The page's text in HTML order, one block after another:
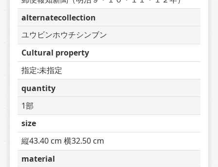
alternatecollection
ユウビンホウチシンブン
Cultural property
指定:未指定
quantity
1部
size
縦43.40 cm 横32.50 cm
material